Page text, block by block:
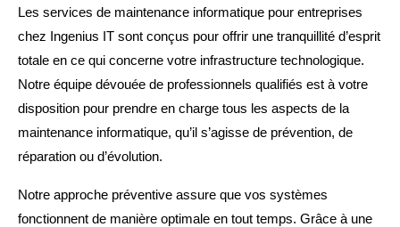
Les services de maintenance informatique pour entreprises
chez Ingenius IT sont conçus pour offrir une tranquillité d’esprit
totale en ce qui concerne votre infrastructure technologique.
Notre équipe dévouée de professionnels qualifiés est à votre
disposition pour prendre en charge tous les aspects de la
maintenance informatique, qu’il s’agisse de prévention, de
réparation ou d’évolution.
Notre approche préventive assure que vos systèmes
fonctionnent de manière optimale en tout temps. Grâce à une